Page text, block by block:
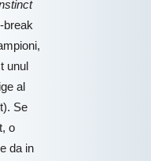
break
unul
al
Se
o
da in